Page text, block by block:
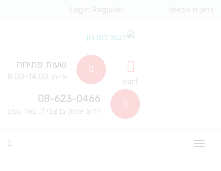
ברוכים הבאים! Login Register
cart
שעות פתיחה
א'-ה: 8:00-14:00
08-623-0466
רחוב יצחק בן צבי 7, באר שבע